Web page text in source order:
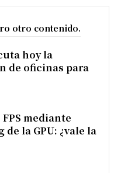
otro contenido.
hoy la
de oficinas para
mediante
la GPU: ¿vale la